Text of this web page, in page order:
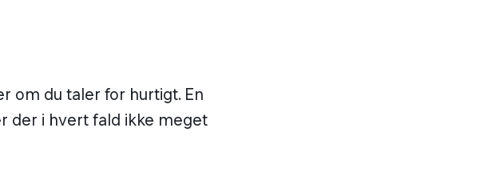
om du taler for hurtigt. En
der i hvert fald ikke meget